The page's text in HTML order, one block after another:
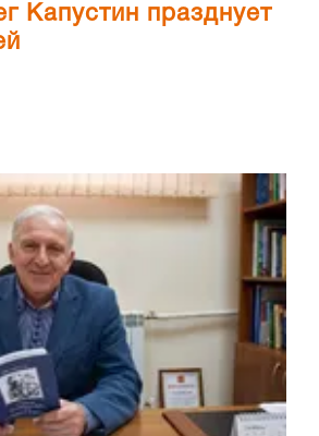
Капустин празднует